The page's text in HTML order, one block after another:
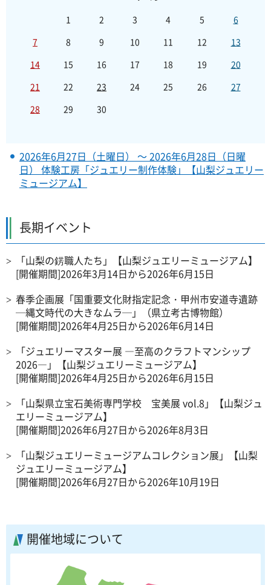
1 2 3 4 5
6
7
8 9 10 11 12
13
14
15 16 17 18 19
20
21
22 23 24 25 26
27
28
29 30
2026年6月27日（土曜日） ～ 2026年6月28日（日曜
日） 体験工房「ジュエリー制作体験」【山梨ジュエリー
ミュージアム】
長期イベント
「山梨の錺職人たち」【山梨ジュエリーミュージアム】
[開催期間]2026年3月14日から2026年6月15日
春季企画展「国重要文化財指定記念・甲州市安道寺遺跡
─縄文時代の大きなムラ─」（県立考古博物館）
[開催期間]2026年4月25日から2026年6月14日
「ジュエリーマスター展 ―至高のクラフトマンシップ
2026―」【山梨ジュエリーミュージアム】
[開催期間]2026年4月25日から2026年6月15日
「山梨県立宝石美術専門学校 宝美展 vol.8」【山梨ジュ
エリーミュージアム】
[開催期間]2026年6月27日から2026年8月3日
「山梨ジュエリーミュージアムコレクション展」【山梨
ジュエリーミュージアム】
[開催期間]2026年6月27日から2026年10月19日
開催地域について